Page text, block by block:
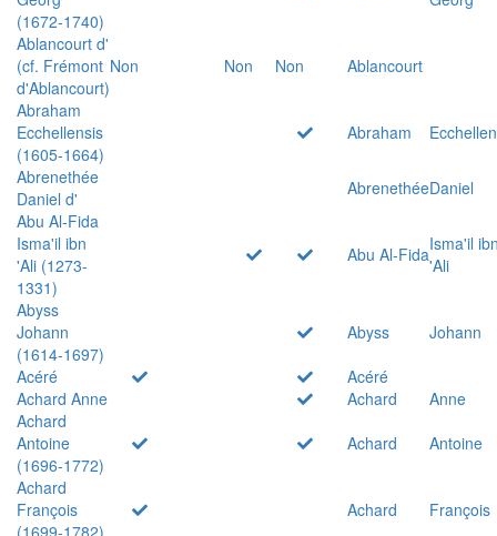
(1672-1740)
Ablancourt d'
(cf. Frémont
d'Ablancourt)
Non Non Non
Ablancourt
Abraham
Ecchellensis
(1605-1664)
Abraham
Abrenethée
Daniel d'
AbrenethéeDaniel
Abu Al-Fida
Isma'il ibn
'Ali (1273-
1331)
Abu Al-FidaIsma'il
'Ali
Abyss
Johann
(1614-1697)
Abyss
Johann
Acéré
Acéré
Achard Anne
Achard
Anne
Achard
Antoine
(1696-1772)
Achard
Antoine
Achard
François
(1699-1782)
Achard
François